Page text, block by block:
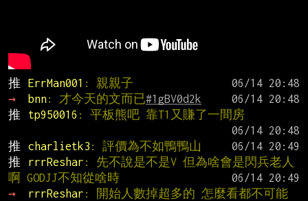
推 ErrMan001 : 親親子
→
bnn: 才今天的文而已#1gBV0d2k
推
tp950016 : 平板熊吧 靠T1又賺了一間房
推
charlietk3 : 評價為不如鴨鴨山
推
rrrReshar : 先不說是不是V 但為啥會是閃兵老人
啊 GODJJ不知從啥時
→
rrrReshar : 開始人數掉超多的 怎麼看都不可能